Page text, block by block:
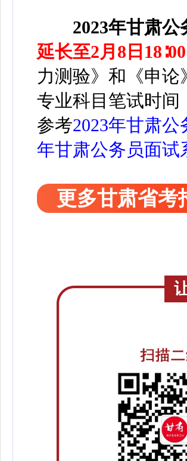
2023年甘肃公
延长至2月8日18∶00
力测验》和《申
专业科目笔试时间
参考2023年甘肃
年甘肃公务员面试
更多甘肃省考